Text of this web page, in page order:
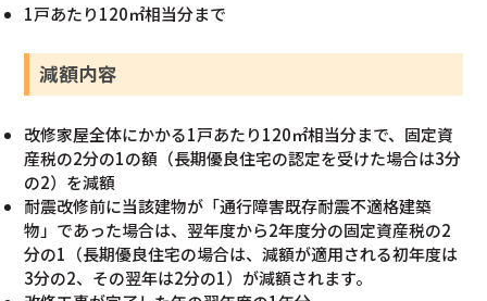
1戸あたり120㎡相当分まで
減額内容
改修家屋全体にかかる1戸あたり120㎡相当分まで、固定資
産税の2分の1の額（長期優良住宅の認定を受けた場合は3分
の2）を減額
耐震改修前に当該建物が「通行障害既存耐震不適格建築
物」であった場合は、翌年度から2年度分の固定資産税の2
分の1（長期優良住宅の場合は、減額が適用される初年度は
3分の2、その翌年は2分の1）が減額されます。